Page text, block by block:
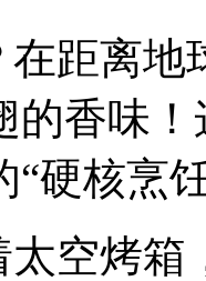
距离地
的香味
“硬核烹
空烤箱